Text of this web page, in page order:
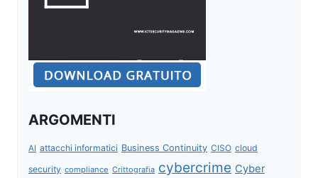
ARGOMENTI
AI attacchi informatici Business Continuity CISO cloud
security compliance Crittografia cybercrime Cyber